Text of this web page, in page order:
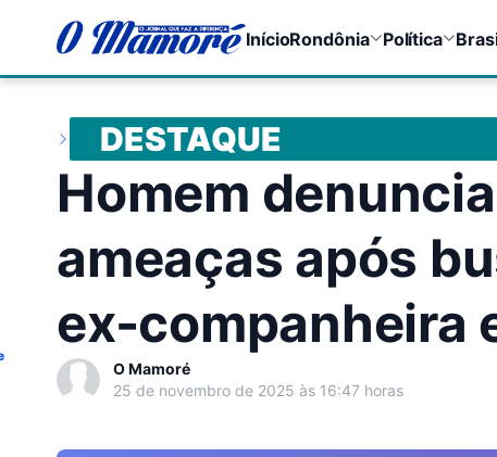
InícioRondônia Política
DESTAQUE
Homem
ameaças após
ex-companheira
O Mamoré
25 de novembro de 2025 às 16:47 horas